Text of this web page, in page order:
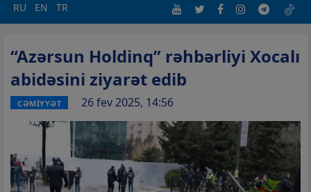
RU EN TR
“Azərsun Holdinq” rəhbərliyi Xocalı
abidəsini ziyarət edib
CƏMİYYƏT 26 fev 2025, 14:56